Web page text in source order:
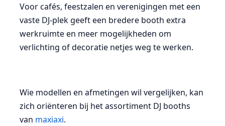
Voor cafés, feestzalen en verenigingen met een
vaste DJ-plek geeft een bredere booth extra
werkruimte en meer mogelijkheden om
verlichting of decoratie netjes weg te werken.
Wie modellen en afmetingen wil vergelijken, kan
zich oriënteren bij het assortiment DJ booths
van maxiaxi.